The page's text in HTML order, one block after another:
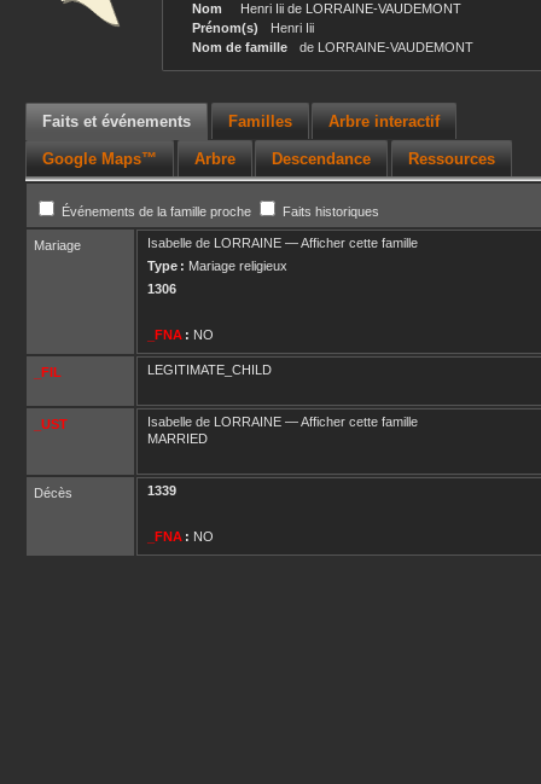
Nom Henri Iii de LORRAINE-VAUDEMONT
Prénom(s)
Henri Iii
Nom de famille
de LORRAINE-VAUDEMONT
Faits et événements Familles Arbre interactif
Google Maps™ Arbre Descendance Ressources
Événements de la famille proche Faits historiques
Mariage Isabelle de LORRAINE —Afficher cette famille
Type : Mariage religieux
1306
_FNA : NO
_FIL LEGITIMATE_CHILD
_UST Isabelle de LORRAINE —Afficher cette famille
MARRIED
Décès 1339
_FNA : NO